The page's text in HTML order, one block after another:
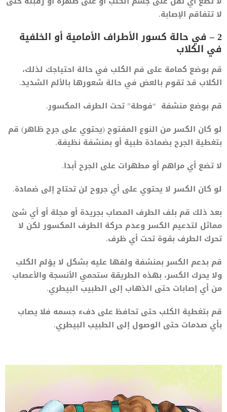
لا تتفاقم الإصابة.
2 – في حالة كسور الأطراف الأمامية أو الخلفية
في الكلاب
قم بوضع كمامة على فم الكلب في حالة احتياجك لذلك،
الكلاب قد تقوم بالعض في حالة شعورها بالألم الشديد.
قم بوضع منشفة “فوطة” تحت الطرف المكسور.
لو كان الكسر من النوع المفتوح (يحتوي على جرح ظاهر) قم
بتغطية الجرح بضمادة طبية أو بمنشفة نظيفة.
لا تضع أي مراهم أو مطهرات على الجرح أبدا.
لو كان الكسر لا يحتوي على أي جروح لن تحتاج إلى ضمادة.
بعد ذلك قم بلف الطرف المصاب بجريدة أو مجلة أو أي شئ
مماثل لتدعيم الكسر وعدم حركة الطرف المكسور لكن لا
تحرك الطرف بقوة تحت أي ظرف.
قم بدعم الكسر بمنشفة ولفها عليه بشكل لا يؤلم الكلب
ولا يحرك الكسر، بهذه الطريقة ستحمي الأنسجة والأعصاب
من أي إصابات حتى الذهاب إلى الطبيب البيطري.
قم بتغطية الكلب حتى تحافظ على دفء جسمه فلا يصاب
بأي صدمات حتى الوصول إلى الطبيب البيطري.